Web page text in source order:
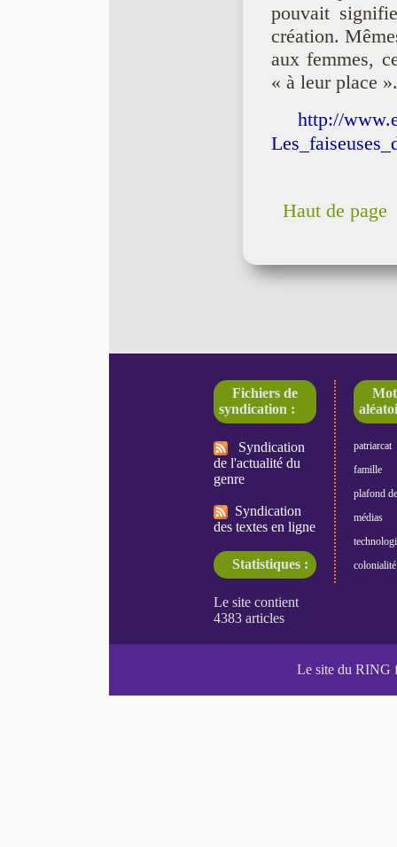
pouvait
création.
aux femmes,
« à leur place ».
http://
Haut de page
Fichiers de
syndication :
Syndication
de l'actualité du
genre
Syndication
des textes en ligne
Statistiques :
patriarcat
famille
plafond
médias
colonialité
Le site du RING